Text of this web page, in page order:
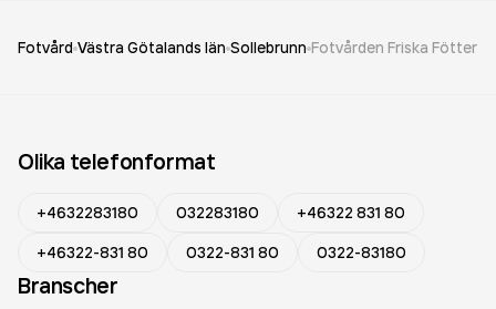
Fotvård Västra Götalands län Sollebrunn Fotvården Friska Fötter
Olika telefonformat
+4632283180 032283180
+46322 831 80
+46322-831 80
0322-831 80 0322-83180
Branscher